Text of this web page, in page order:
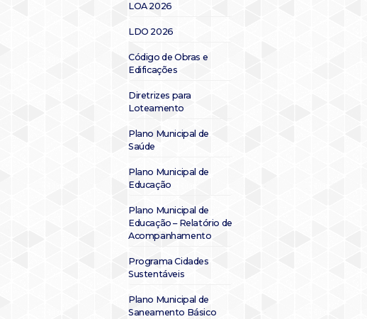
LOA 2026
LDO 2026
Código de Obras e
Edificações
Diretrizes para
Loteamento
Plano Municipal de
Saúde
Plano Municipal de
Educação
Plano Municipal de
Educação – Relatório de
Acompanhamento
Programa Cidades
Sustentáveis
Plano Municipal de
Saneamento Básico